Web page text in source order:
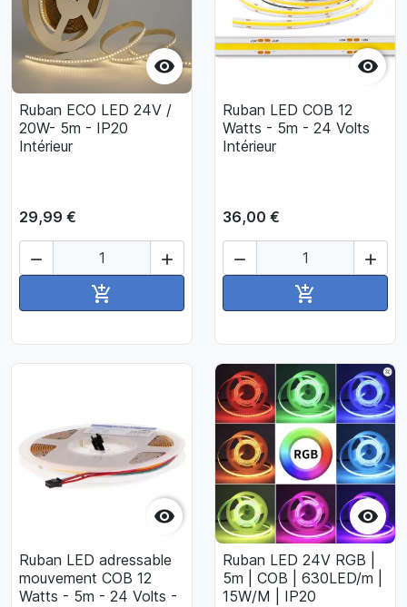

Ruban ECO LED 24V /
20W- 5m - IP20
Intérieur
29,99 €
 


Ruban LED COB 12
Watts - 5m - 24 Volts
Intérieur
36,00 €
 


Ruban LED adressable
mouvement COB 12
Watts - 5m - 24 Volts -

Ruban LED 24V RGB |
5m | COB | 630LED/m |
15W/M | IP20